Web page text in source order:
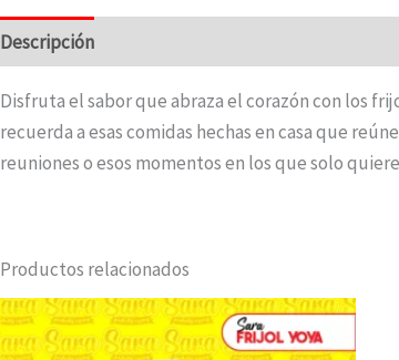
Descripción
Disfruta el sabor que abraza el corazón con los
recuerda a esas comidas hechas en casa que
reuniones o esos momentos en los que solo
Productos relacionados